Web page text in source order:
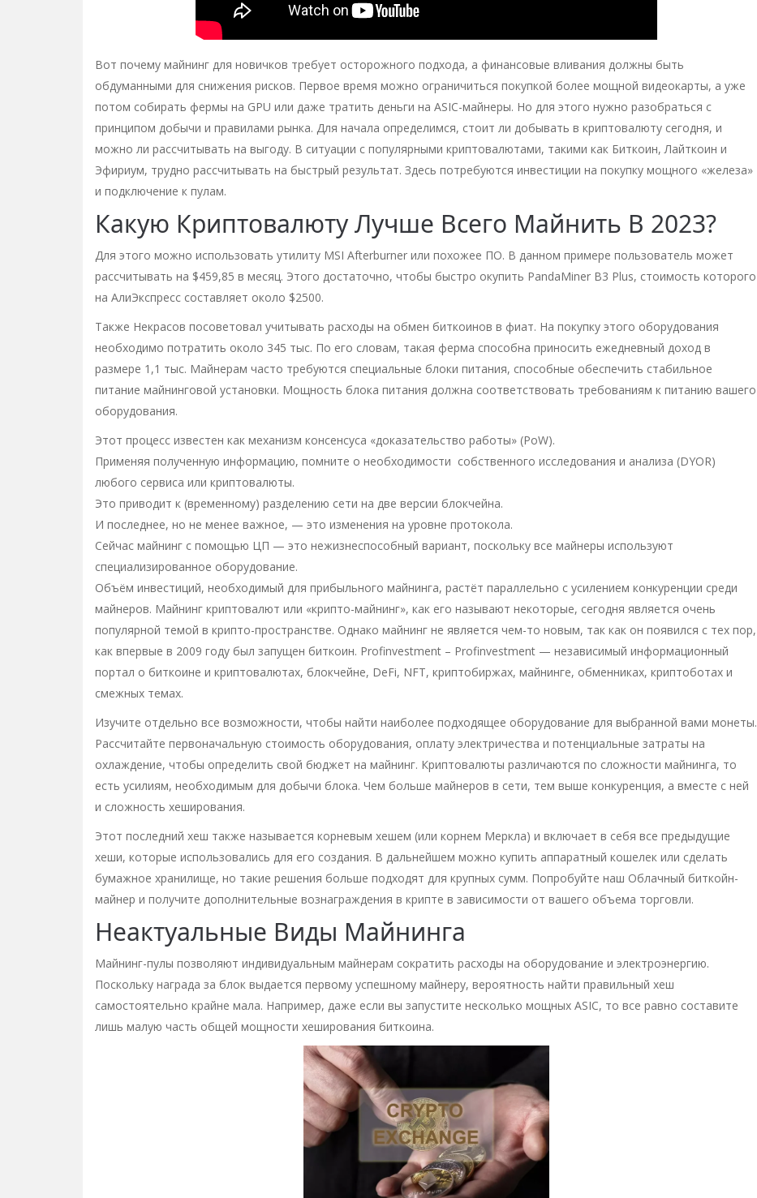
Вот почему майнинг для новичков требует осторожного подхода, а финансовые вливания должны быть
обдуманными для снижения рисков. Первое время можно ограничиться покупкой более мощной видеокарты, а уже
потом собирать фермы на GPU или даже тратить деньги на ASIC-майнеры. Но для этого нужно разобраться с
принципом добычи и правилами рынка. Для начала определимся, стоит ли добывать в криптовалюту сегодня, и
можно ли рассчитывать на выгоду. В ситуации с популярными криптовалютами, такими как Биткоин, Лайткоин и
Эфириум, трудно рассчитывать на быстрый результат. Здесь потребуются инвестиции на покупку мощного «железа»
и подключение к пулам.
Какую Криптовалюту Лучше Всего Майнить В 2023?
Для этого можно использовать утилиту MSI Afterburner или похожее ПО. В данном примере пользователь может
рассчитывать на $459,85 в месяц. Этого достаточно, чтобы быстро окупить PandaMiner B3 Plus, стоимость которого
на АлиЭкспресс составляет около $2500.
Также Некрасов посоветовал учитывать расходы на обмен биткоинов в фиат. На покупку этого оборудования
необходимо потратить около 345 тыс. По его словам, такая ферма способна приносить ежедневный доход в
размере 1,1 тыс. Майнерам часто требуются специальные блоки питания, способные обеспечить стабильное
питание майнинговой установки. Мощность блока питания должна соответствовать требованиям к питанию вашего
оборудования.
Этот процесс известен как механизм консенсуса «доказательство работы» (PoW).
Применяя полученную информацию, помните о необходимости собственного исследования и анализа (DYOR)
любого сервиса или криптовалюты.
Это приводит к (временному) разделению сети на две версии блокчейна.
И последнее, но не менее важное, — это изменения на уровне протокола.
Сейчас майнинг с помощью ЦП — это нежизнеспособный вариант, поскольку все майнеры используют
специализированное оборудование.
Объём инвестиций, необходимый для прибыльного майнинга, растёт параллельно с усилением конкуренции среди
майнеров. Майнинг криптовалют или «крипто-майнинг», как его называют некоторые, сегодня является очень
популярной темой в крипто-пространстве. Однако майнинг не является чем-то новым, так как он появился с тех пор,
как впервые в 2009 году был запущен биткоин. Profinvestment – Profinvestment — независимый информационный
портал о биткоине и криптовалютах, блокчейне, DeFi, NFT, криптобиржах, майнинге, обменниках, криптоботах и
смежных темах.
Изучите отдельно все возможности, чтобы найти наиболее подходящее оборудование для выбранной вами монеты.
Рассчитайте первоначальную стоимость оборудования, оплату электричества и потенциальные затраты на
охлаждение, чтобы определить свой бюджет на майнинг. Криптовалюты различаются по сложности майнинга, то
есть усилиям, необходимым для добычи блока. Чем больше майнеров в сети, тем выше конкуренция, а вместе с ней
и сложность хеширования.
Этот последний хеш также называется корневым хешем (или корнем Меркла) и включает в себя все предыдущие
хеши, которые использовались для его создания. В дальнейшем можно купить аппаратный кошелек или сделать
бумажное хранилище, но такие решения больше подходят для крупных сумм. Попробуйте наш Облачный биткойн-
майнер и получите дополнительные вознаграждения в крипте в зависимости от вашего объема торговли.
Неактуальные Виды Майнинга
Майнинг-пулы позволяют индивидуальным майнерам сократить расходы на оборудование и электроэнергию.
Поскольку награда за блок выдается первому успешному майнеру, вероятность найти правильный хеш
самостоятельно крайне мала. Например, даже если вы запустите несколько мощных ASIC, то все равно составите
лишь малую часть общей мощности хеширования биткоина.